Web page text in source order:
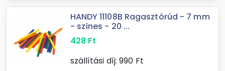
HANDY 11108B Ragasztórúd - 7 mm
- színes - 20 ...
428 Ft
szállítási díj: 990 Ft